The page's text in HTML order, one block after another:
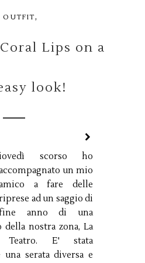
OUTFIT,
Lips on a
look!
scorso ho
un mio
a fare delle
ad un saggio di
anno di una
nostra zona, La
Teatro. E' stata
serata diversa e